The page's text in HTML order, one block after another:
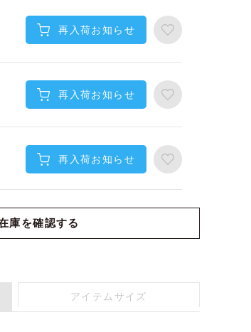
再入荷お知らせ
再入荷お知らせ
再入荷お知らせ
庫を確認する
アイテムサイズ